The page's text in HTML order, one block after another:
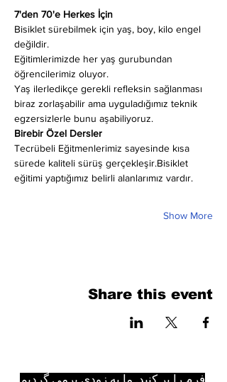
7'den 70'e Herkes İçin
Bisiklet sürebilmek için yaş, boy, kilo engel
değildir.
Eğitimlerimizde her yaş gurubundan
öğrencilerimiz oluyor.
Yaş ilerledikçe gerekli refleksin sağlanması
biraz zorlaşabilir ama uyguladığımız teknik
egzersizlerle bunu aşabiliyoruz.
Birebir Özel Dersler
Tecrübeli Eğitmenlerimiz sayesinde kısa
sürede kaliteli sürüş gerçekleşir.Bisiklet
eğitimi yaptığımız belirli alanlarımız vardır.
Show More
Share this event